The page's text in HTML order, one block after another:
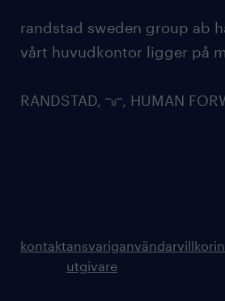
randstad sweden group ab
vårt huvudkontor ligger på
RANDSTAD, , HUMAN
kontaktansvarig
utgivare
användarvillkor